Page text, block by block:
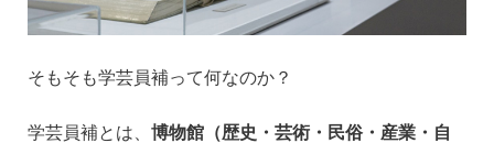
そもそも学芸員補って何なのか？
学芸員補とは、 博物館（歴史・芸術・民俗・産業・自